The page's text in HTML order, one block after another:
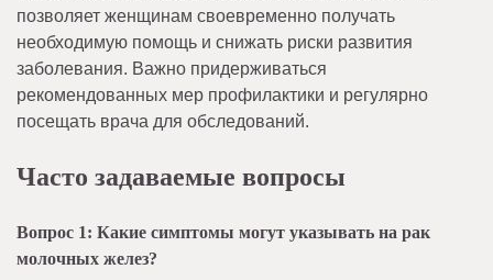
позволяет женщинам своевременно получать
необходимую помощь и снижать риски развития
заболевания. Важно придерживаться
рекомендованных мер профилактики и регулярно
посещать врача для обследований.
Часто задаваемые вопросы
Вопрос 1: Какие симптомы могут указывать на рак
молочных желез?